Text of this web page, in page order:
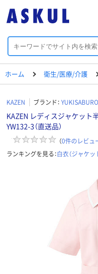
ホーム 衛生/医療/介護
KAZEN ブランド：
KAZEN レディスジャケット
YW132-3（直送品）
（0件のレビュ
ランキングを見る：白衣（ジャケッ